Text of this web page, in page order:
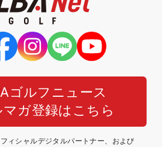
ゴルフニュース
マガ登録はこちら
ィシャルデジタルパートナー、および